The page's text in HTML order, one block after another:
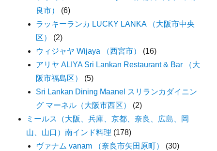
良市）
(6)
ラッキーランカ LUCKY LANKA （大阪市中央
区）
(2)
ウィジャヤ Wijaya （西宮市）
(16)
アリヤ ALIYA Sri Lankan Restaurant & Bar （大
阪市福島区）
(5)
Sri Lankan Dining Maanel スリランカダイニン
グ マーネル（大阪市西区）
(2)
ミールス（大阪、兵庫、京都、奈良、広島、岡
山、山口）南インド料理 (178)
ヴァナム vanam （奈良市矢田原町）
(30)